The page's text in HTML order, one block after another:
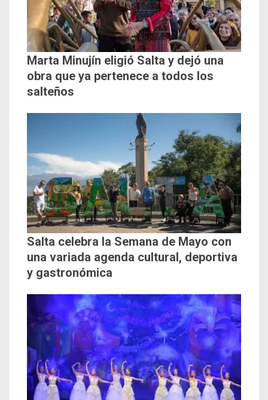
Marta Minujín eligió Salta y dejó una
obra que ya pertenece a todos los
salteños
Salta celebra la Semana de Mayo con
una variada agenda cultural, deportiva
y gastronómica